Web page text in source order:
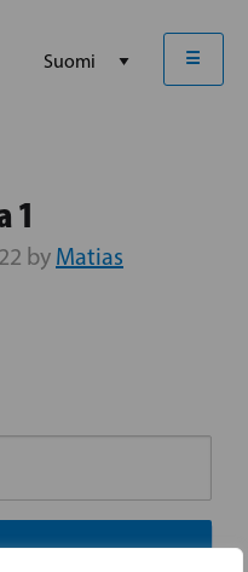
☰
1
by Matias